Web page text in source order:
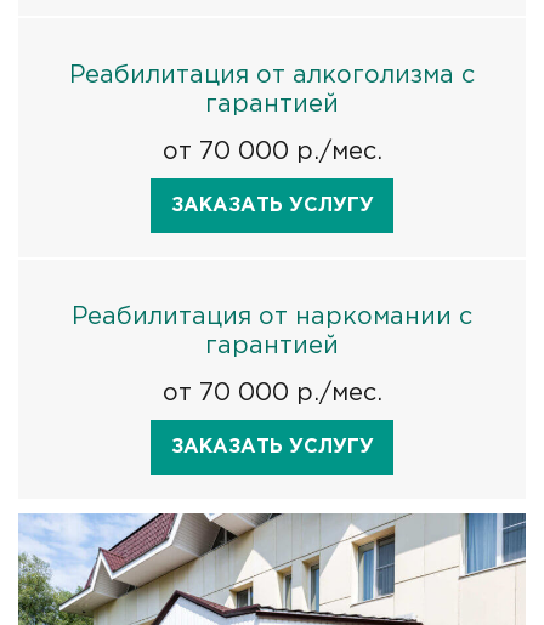
Реабилитация от алкоголизма с
гарантией
от 70 000 р./мес.
ЗАКАЗАТЬ УСЛУГУ
Реабилитация от наркомании с
гарантией
от 70 000 р./мес.
ЗАКАЗАТЬ УСЛУГУ